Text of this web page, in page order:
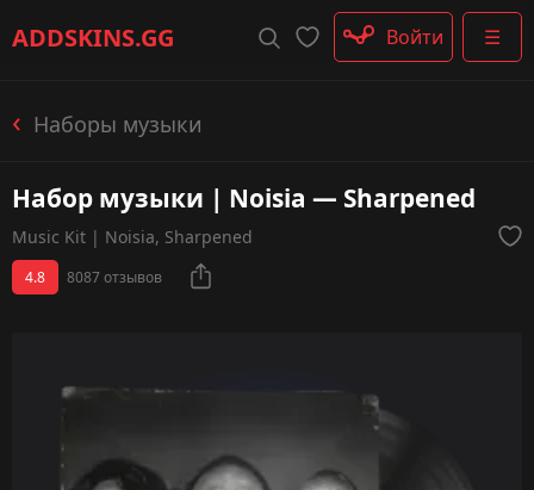
ADDSKINS.GG ☰
Пистолеты-пулемёты
Перчатки
Войти
Наборы музыки
Набор музыки | Noisia — Sharpened
Music Kit | Noisia, Sharpened
4.8 8087 отзывов